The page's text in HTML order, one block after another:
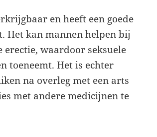
en heeft een goede
Het kan mannen helpen bij
waardoor seksuele
toeneemt. Het is echter
na overleg met een arts
met andere medicijnen te